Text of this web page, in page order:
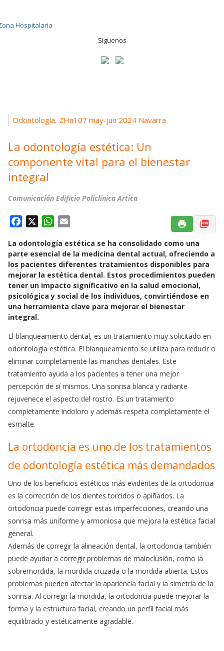
Síguenos
Odontología, ZHn107 may-jun 2024 Navarra
La odontología estética: Un
componente vital para el bienestar
integral
Comunicación Edificio Policlínica Artica
c
e
b
o
o
k
W
a
t
s
A
p
p
a
i
l
La odontología estética se ha consolidado como una
parte esencial de la medicina dental actual, ofreciendo a
los pacientes diferentes tratamientos disponibles para
mejorar la estética dental. Estos procedimientos pueden
tener un impacto significativo en la salud emocional,
psicológica y social de los individuos, convirtiéndose en
una herramienta clave para mejorar el bienestar
integral.
El blanqueamiento dental, es un tratamiento muy solicitado en
odontología estética. El blanqueamiento se utiliza para reducir o
eliminar completamente las manchas dentales. Este
tratamiento ayuda a los pacientes a tener una mejor
percepción de sí mismos. Una sonrisa blanca y radiante
rejuvenece el aspecto del rostro. Es un tratamiento
completamente indoloro y además respeta completamente el
esmalte.
La ortodoncia es uno de los tratamientos
de odontología estética más demandados
Uno de los beneficios estéticos más evidentes de la ortodoncia
es la corrección de los dientes torcidos o apiñados. La
ortodoncia puede corregir estas imperfecciones, creando una
sonrisa más uniforme y armoniosa que mejora la estética facial
general.
Además de corregir la alineación dental, la ortodoncia también
puede ayudar a corregir problemas de maloclusión, como la
sobremordida, la mordida cruzada o la mordida abierta. Estos
problemas pueden afectar la apariencia facial y la simetría de la
sonrisa. Al corregir la mordida, la ortodoncia puede mejorar la
forma y la estructura facial, creando un perfil facial más
equilibrado y estéticamente agradable.